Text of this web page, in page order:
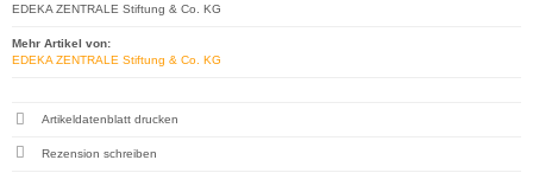
EDEKA ZENTRALE Stiftung & Co. KG
Mehr Artikel von:
EDEKA ZENTRALE Stiftung & Co. KG
Artikeldatenblatt drucken
Rezension schreiben